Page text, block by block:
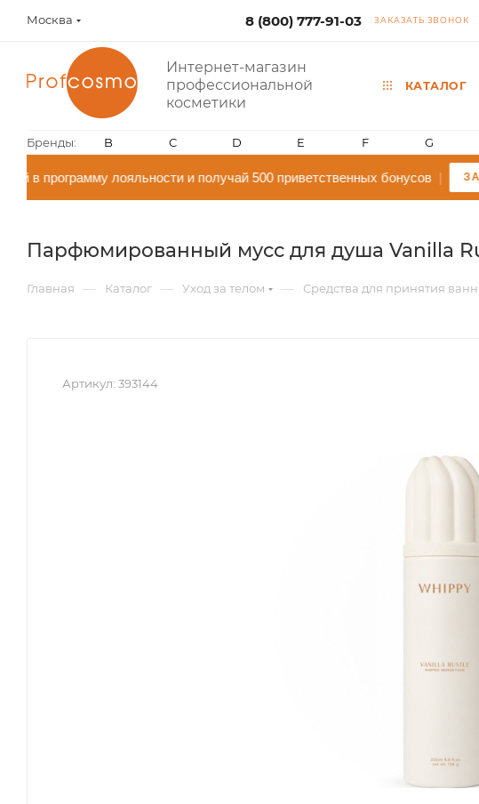
Москва 8 (800) 777-91-03 ЗАКАЗАТЬ ЗВОНОК
Интернет-магазин
профессиональной
косметики
КАТАЛОГ
Бренды: B C D E F G
в программу лояльности и получай 500 приветственных бонусов|
Парфюмированный мусс для душа Vanilla
Главная — Каталог — Уход за телом — Средства для принятия ванн
Артикул: 393144